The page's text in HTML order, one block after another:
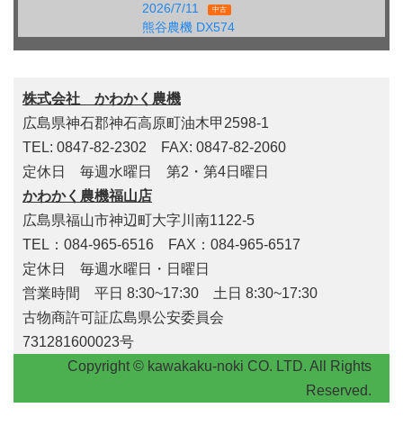
2026/7/11
中古
熊谷農機 DX574
株式会社 かわかく農機
広島県神石郡神石高原町油木甲2598-1
TEL: 0847-82-2302 FAX: 0847-82-2060
定休日 毎週水曜日 第2・第4日曜日
かわかく農機福山店
広島県福山市神辺町大字川南1122-5
TEL：084-965-6516 FAX：084-965-6517
定休日 毎週水曜日・日曜日
営業時間 平日 8:30~17:30 土日 8:30~17:30
古物商許可証広島県公安委員会
731281600023号
Copyright © kawakaku-noki CO. LTD. All Rights
Reserved.